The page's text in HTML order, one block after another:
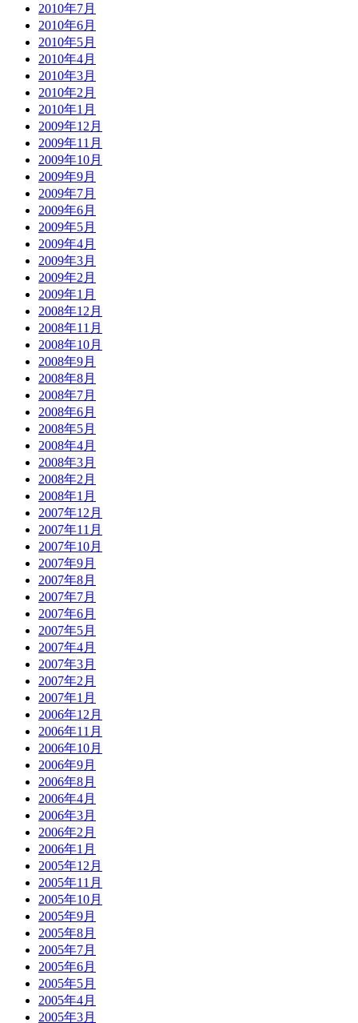
2010年7月
2010年6月
2010年5月
2010年4月
2010年3月
2010年2月
2010年1月
2009年12月
2009年11月
2009年10月
2009年9月
2009年7月
2009年6月
2009年5月
2009年4月
2009年3月
2009年2月
2009年1月
2008年12月
2008年11月
2008年10月
2008年9月
2008年8月
2008年7月
2008年6月
2008年5月
2008年4月
2008年3月
2008年2月
2008年1月
2007年12月
2007年11月
2007年10月
2007年9月
2007年8月
2007年7月
2007年6月
2007年5月
2007年4月
2007年3月
2007年2月
2007年1月
2006年12月
2006年11月
2006年10月
2006年9月
2006年8月
2006年4月
2006年3月
2006年2月
2006年1月
2005年12月
2005年11月
2005年10月
2005年9月
2005年8月
2005年7月
2005年6月
2005年5月
2005年4月
2005年3月